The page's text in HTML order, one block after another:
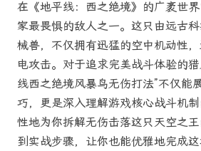
在《地平线：西之绝境》的广袤世
家最畏惧的敌人之一。这只由远古
械兽，不仅拥有迅猛的空中机动性
电攻击。对于追求完美战斗体验的
线西之绝境风暴鸟无伤打法”不仅能
巧，更是深入理解游戏核心战斗机
性地为你拆解无伤击落这只天空之
到实战步骤，让你也能优雅地完成这